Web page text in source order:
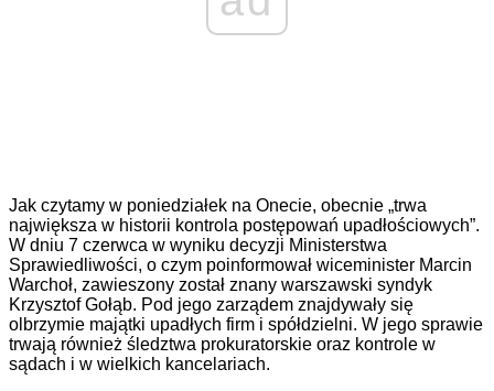
Jak czytamy w poniedziałek na Onecie, obecnie „trwa
największa w historii kontrola postępowań upadłościowych”.
W dniu 7 czerwca w wyniku decyzji Ministerstwa
Sprawiedliwości, o czym poinformował wiceminister Marcin
Warchoł, zawieszony został znany warszawski syndyk
Krzysztof Gołąb. Pod jego zarządem znajdywały się
olbrzymie majątki upadłych firm i spółdzielni. W jego sprawie
trwają również śledztwa prokuratorskie oraz kontrole w
sądach i w wielkich kancelariach.